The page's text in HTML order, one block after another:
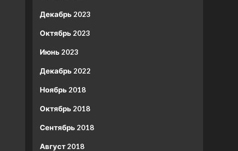
Декабрь 2023
Октябрь 2023
Июнь 2023
Декабрь 2022
Ноябрь 2018
Октябрь 2018
Сентябрь 2018
Август 2018